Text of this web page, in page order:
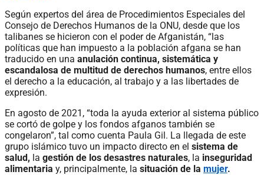
Según expertos del área de Procedimientos Especiales del
Consejo de Derechos Humanos de la ONU, desde que los
talibanes se hicieron con el poder de Afganistán, “las
políticas que han impuesto a la población afgana se han
traducido en una anulación continua, sistemática y
escandalosa de multitud de derechos humanos, entre ellos
el derecho a la educación, al trabajo y a las libertades de
expresión.
En agosto de 2021, “toda la ayuda exterior al sistema público
se cortó de golpe y los fondos afganos también se
congelaron”, tal como cuenta Paula Gil. La llegada de este
grupo islámico tuvo un impacto directo en el sistema de
salud, la gestión de los desastres naturales, la inseguridad
alimentaria y, principalmente, la situación de la mujer.